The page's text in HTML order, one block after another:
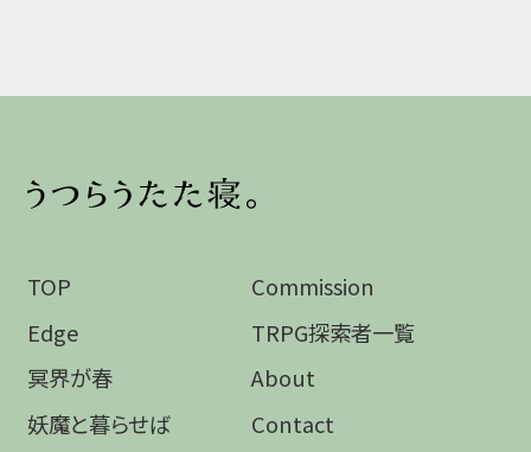
TOP
Edge
冥界が春
妖魔と暮らせば
Commission
TRPG探索者一覧
About
Contact